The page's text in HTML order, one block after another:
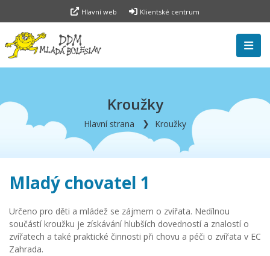
Hlavní web Klientské centrum
Kroužky
Hlavní strana Kroužky
Mladý chovatel 1
Určeno pro děti a mládež se zájmem o zvířata. Nedílnou
součástí kroužku je získávání hlubších dovedností a znalostí o
zvířatech a také praktické činnosti při chovu a péči o zvířata v EC
Zahrada.